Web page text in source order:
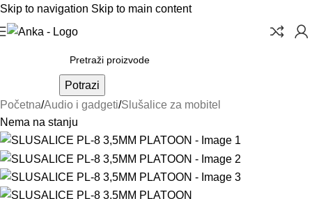
Skip to navigation Skip to main content
Potrazi
Početna/Audio i gadgeti/Slušalice za mobitel
Nema na stanju